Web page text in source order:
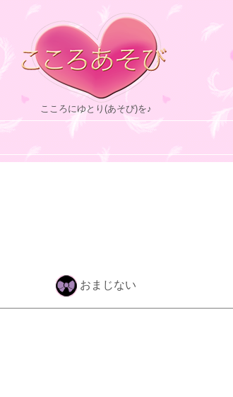
こころにゆとり(あそび)を♪
おまじない